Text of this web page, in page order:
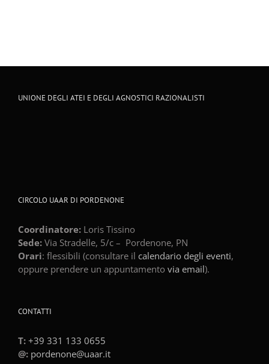
UNIONE DEGLI ATEI E DEGLI AGNOSTICI RAZIONALISTI
CIRCOLO UAAR DI PORDENONE
Coordinatore: Loris Tissino
Sede: Via Stradelle, 5/c – Pordenone, PN
Orari: flessibili (consultare il calendario degli eventi,
oppure prendere un appuntamento via email).
CONTATTI
T: +39 331 133 0655
@: pordenone@uaar.it